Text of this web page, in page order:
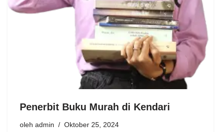
Penerbit Buku Murah di Kendari
oleh admin Oktober 25, 2024